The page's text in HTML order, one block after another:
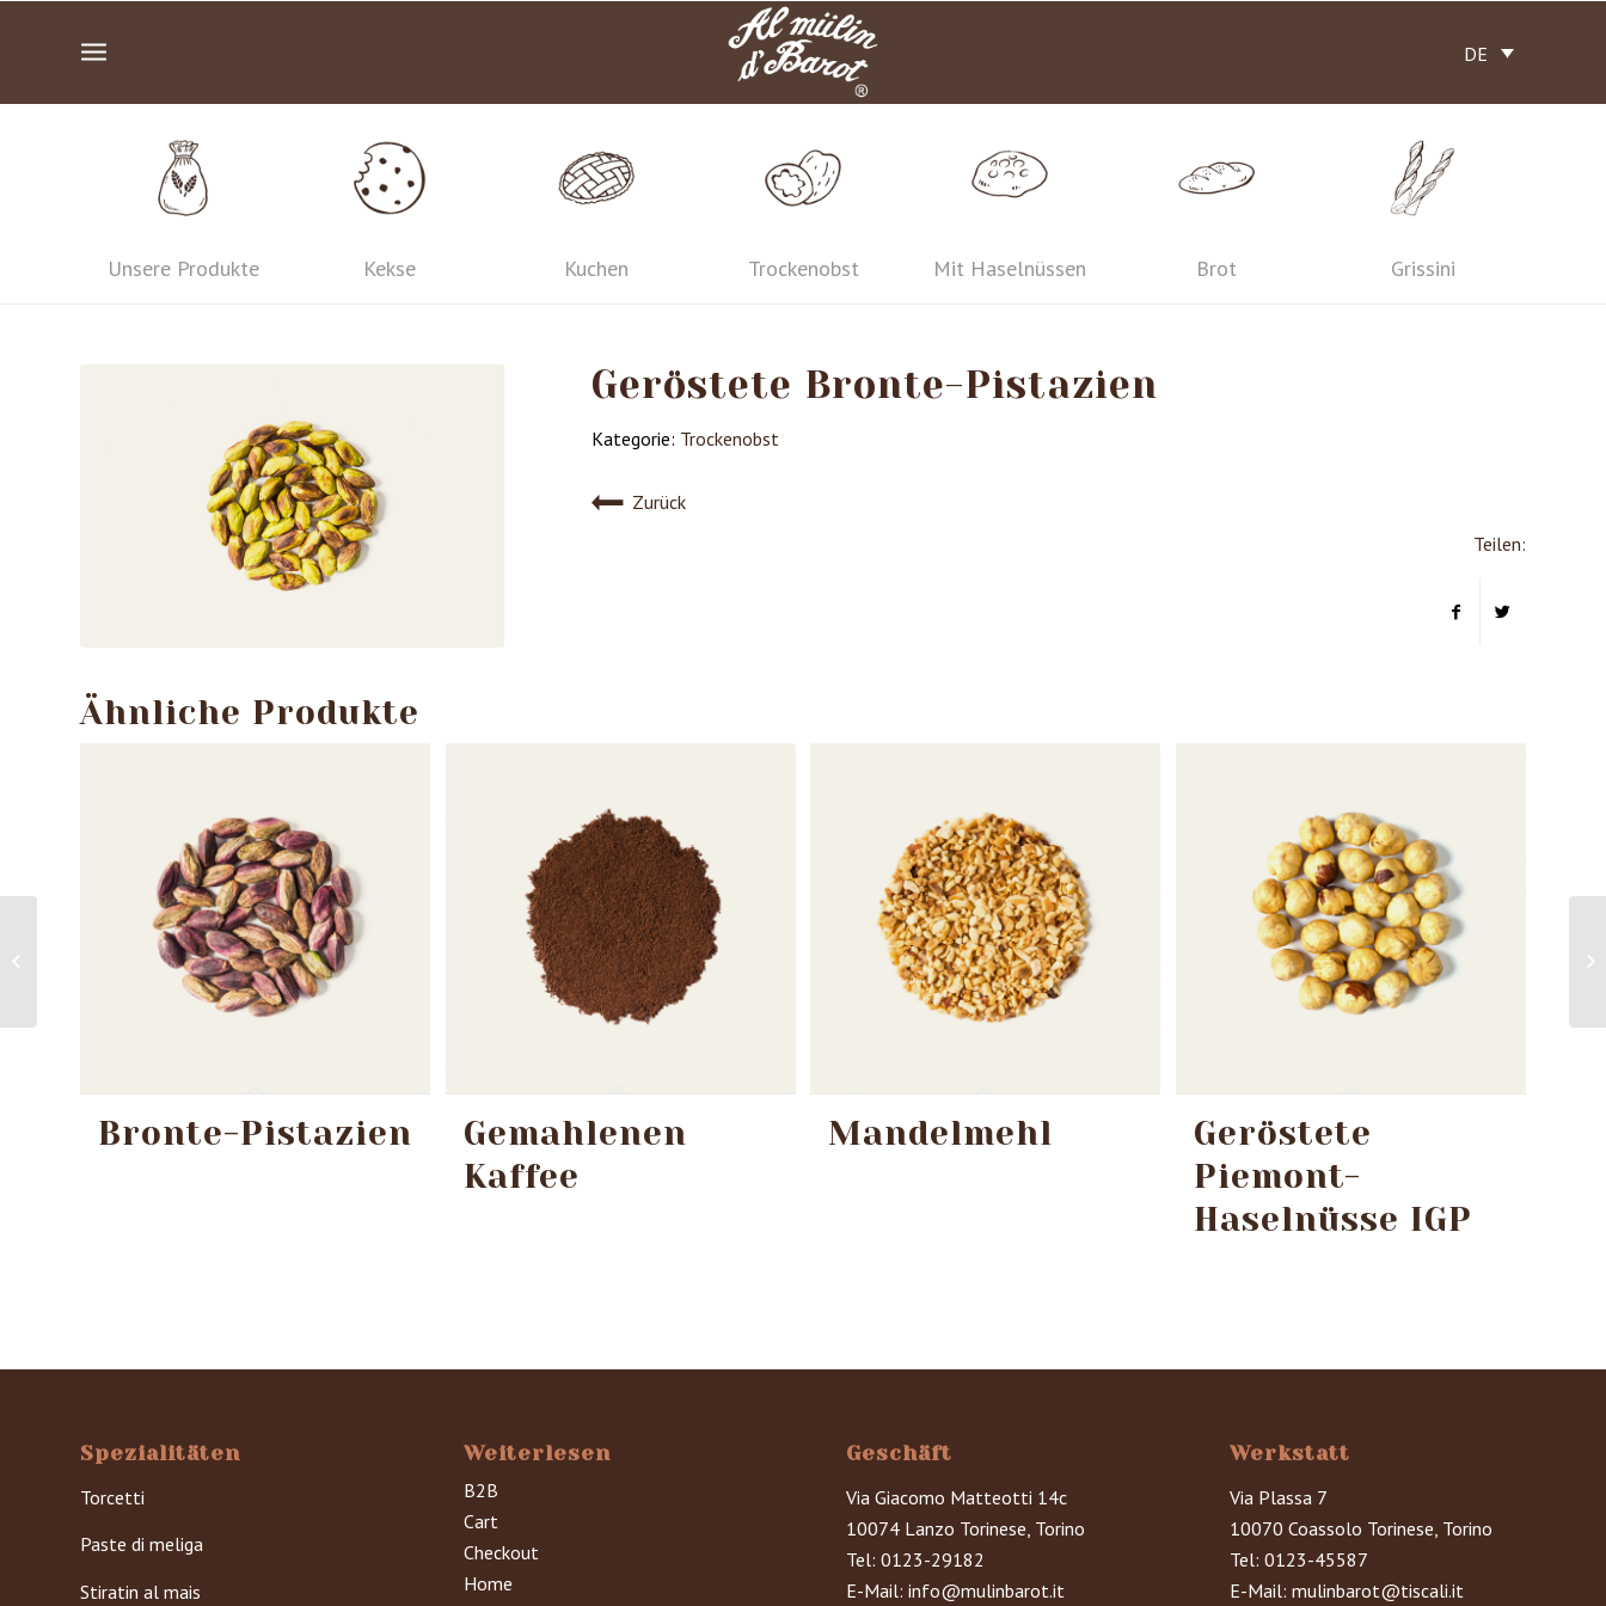
DE
Unsere Produkte Kekse Kuchen Trockenobst Mit Haselnüssen Brot Grissini
Geröstete Bronte-Pistazien
Kategorie: Trockenobst
Zurück
Teilen:
Ähnliche Produkte
Bronte-Pistazien
Gemahlenen
Kaffee
Mandelmehl
Geröstete
Piemont-
Haselnüsse IGP
Spezialitäten
Torcetti
Paste di meliga
Stiratin al mais
Weiterlesen
B2B
Cart
Checkout
Home
Geschäft
Via Giacomo Matteotti 14c
10074 Lanzo Torinese, Torino
Tel:0123-29182
E-Mail:info@mulinbarot.it
Werkstatt
Via Plassa 7
10070 Coassolo Torinese, Torino
Tel: 0123-45587
E-Mail: mulinbarot@tiscali.it